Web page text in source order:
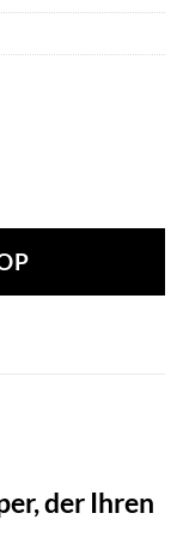
der Ihren